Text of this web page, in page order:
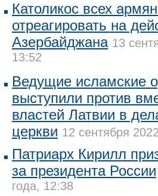
Католикос всех
отреагировать на
Азербайджана 13
13:52
Ведущие исламские
выступили против
властей Латвии в
церкви 12 сентября
Патриарх Кирилл
за президента России
года, 12:38